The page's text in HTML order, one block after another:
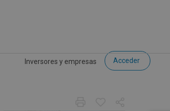
Inversores y empresas Acceder